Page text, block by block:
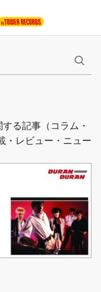
る記事（コラム・
・レビュー・ニュー